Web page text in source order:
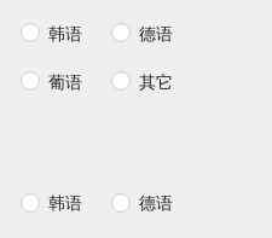
韩语 德语
葡语 其它
韩语 德语